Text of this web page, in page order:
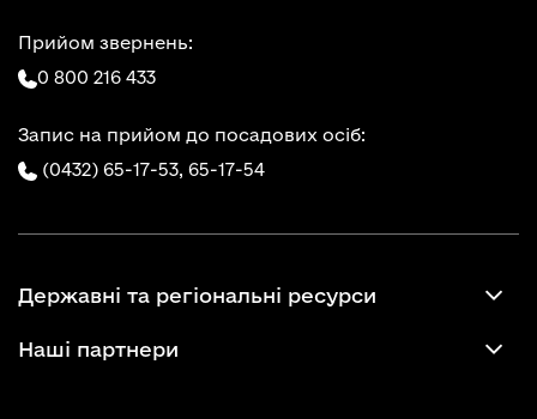
Прийом звернень:
0 800 216 433
Запис на прийом до посадових осіб:
(0432) 65-17-53, 65-17-54
Державні та регіональні ресурси
Наші партнери